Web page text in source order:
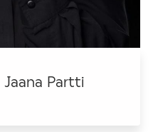
Partti